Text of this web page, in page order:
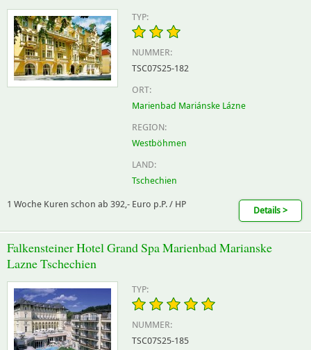
TYP:
NUMMER:
TSC07S25-182
ORT:
Marienbad Mariánske Lázne
REGION:
Westböhmen
LAND:
Tschechien
1 Woche Kuren schon ab 392,- Euro p.P. / HP
Details >
Falkensteiner Hotel Grand Spa Marienbad Marianske
Lazne Tschechien
TYP:
NUMMER:
TSC07S25-185